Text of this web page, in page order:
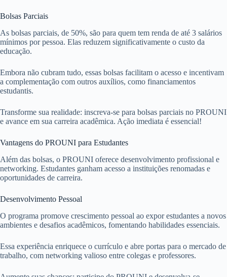
Bolsas Parciais
As bolsas parciais, de 50%, são para quem tem renda de até 3 salários
mínimos por pessoa. Elas reduzem significativamente o custo da
educação.
Embora não cubram tudo, essas bolsas facilitam o acesso e incentivam
a complementação com outros auxílios, como financiamentos
estudantis.
Transforme sua realidade: inscreva-se para bolsas parciais no PROUNI
e avance em sua carreira acadêmica. Ação imediata é essencial!
Vantagens do PROUNI para Estudantes
Além das bolsas, o PROUNI oferece desenvolvimento profissional e
networking. Estudantes ganham acesso a instituições renomadas e
oportunidades de carreira.
Desenvolvimento Pessoal
O programa promove crescimento pessoal ao expor estudantes a novos
ambientes e desafios acadêmicos, fomentando habilidades essenciais.
Essa experiência enriquece o currículo e abre portas para o mercado de
trabalho, com networking valioso entre colegas e professores.